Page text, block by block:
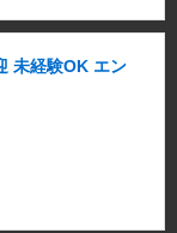
未経験OK エン